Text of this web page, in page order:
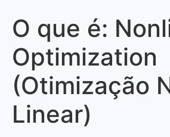
O que é:
Optimization
(Otimização
Linear)